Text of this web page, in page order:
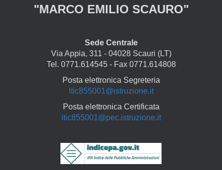
"MARCO EMILIO SCAURO"
Sede Centrale
Via Appia, 311 - 04028 Scauri (LT)
Tel. 0771.614545 - Fax 0771.614808
Posta elettronica Segreteria
ltic855001@istruzione.it
Posta elettronica Certificata
ltic855001@pec.istruzione.it